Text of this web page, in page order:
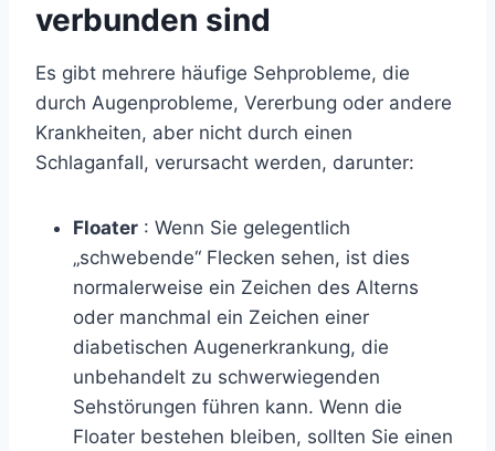
verbunden sind
Es gibt mehrere häufige Sehprobleme, die
durch Augenprobleme, Vererbung oder andere
Krankheiten, aber nicht durch einen
Schlaganfall, verursacht werden, darunter:
Floater : Wenn Sie gelegentlich
„schwebende“ Flecken sehen, ist dies
normalerweise ein Zeichen des Alterns
oder manchmal ein Zeichen einer
diabetischen Augenerkrankung, die
unbehandelt zu schwerwiegenden
Sehstörungen führen kann. Wenn die
Floater bestehen bleiben, sollten Sie einen